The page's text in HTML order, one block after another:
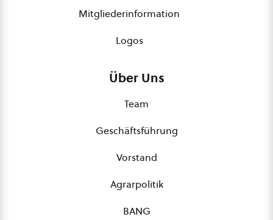
Mitgliederinformation
Logos
Über Uns
Team
Geschäftsführung
Vorstand
Agrarpolitik
BANG